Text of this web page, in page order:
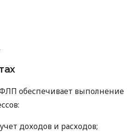
обеспечивает выполнение
доходов и расходов;